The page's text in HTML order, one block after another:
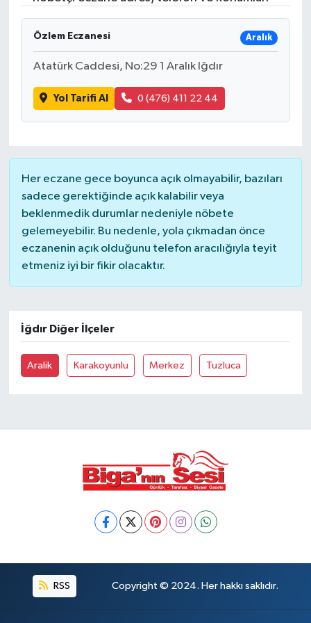
Özlem Eczanesi Aralık
Atatürk Caddesi, No:29 1 Aralık Iğdır
Yol Tarifi Al 0 (476) 411 22 44
Her eczane gece boyunca açık olmayabilir, bazıları
sadece gerektiğinde açık kalabilir veya
beklenmedik durumlar nedeniyle nöbete
gelemeyebilir. Bu nedenle, yola çıkmadan önce
eczanenin açık olduğunu telefon aracılığıyla teyit
etmeniz iyi bir fikir olacaktır.
İğdır Diğer İlçeler
Aralik Karakoyunlu Merkez Tuzluca
RSS Copyright © 2024. Her hakkı saklıdır.
Hava Durumu
İlan
Otomobil
Politika
Resmî ilanlar
Siyaset
Spor